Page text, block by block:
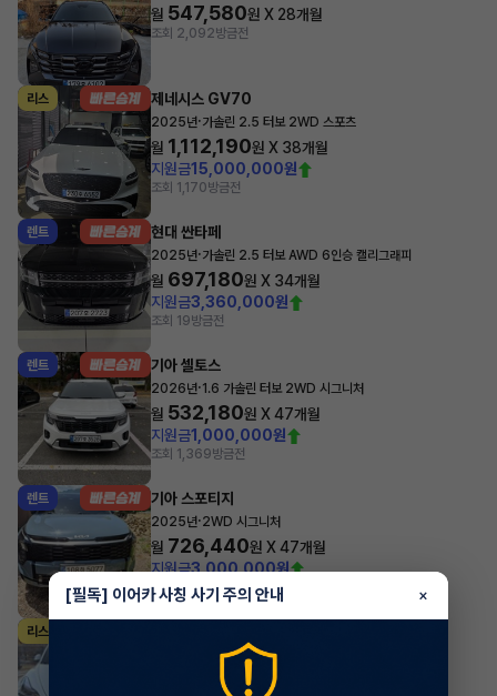
월 547,580원 X 28개월
조회 2,092방금전
리스 제네시스 GV70
2025년·가솔린 2.5 터보 2WD 스포츠
월 1,112,190원 X 38개월
지원금15,000,000원
조회 1,170방금전
렌트 현대 싼타페
2025년·가솔린 2.5 터보 AWD 6인승 캘리그래피
월 697,180원 X 34개월
지원금3,360,000원
조회 19방금전
렌트 기아 셀토스
2026년·1.6 가솔린 터보 2WD 시그니처
월 532,180원 X47개월
지원금1,000,000원
조회 1,369방금전
렌트 기아 스포티지
2025년·2WD 시그니처
월 726,440원 X47개월
지원금3,000,000원
조회 665 방금전
리스
AWD Long Range
1,012,281 원 X
[필독] 이어카 사칭 사기 주의 안내 ×